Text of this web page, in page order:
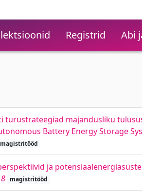
Registrid Abi
turustrateegiad majandusliku
Battery Energy Storage
magistritööd
ja
magistritööd